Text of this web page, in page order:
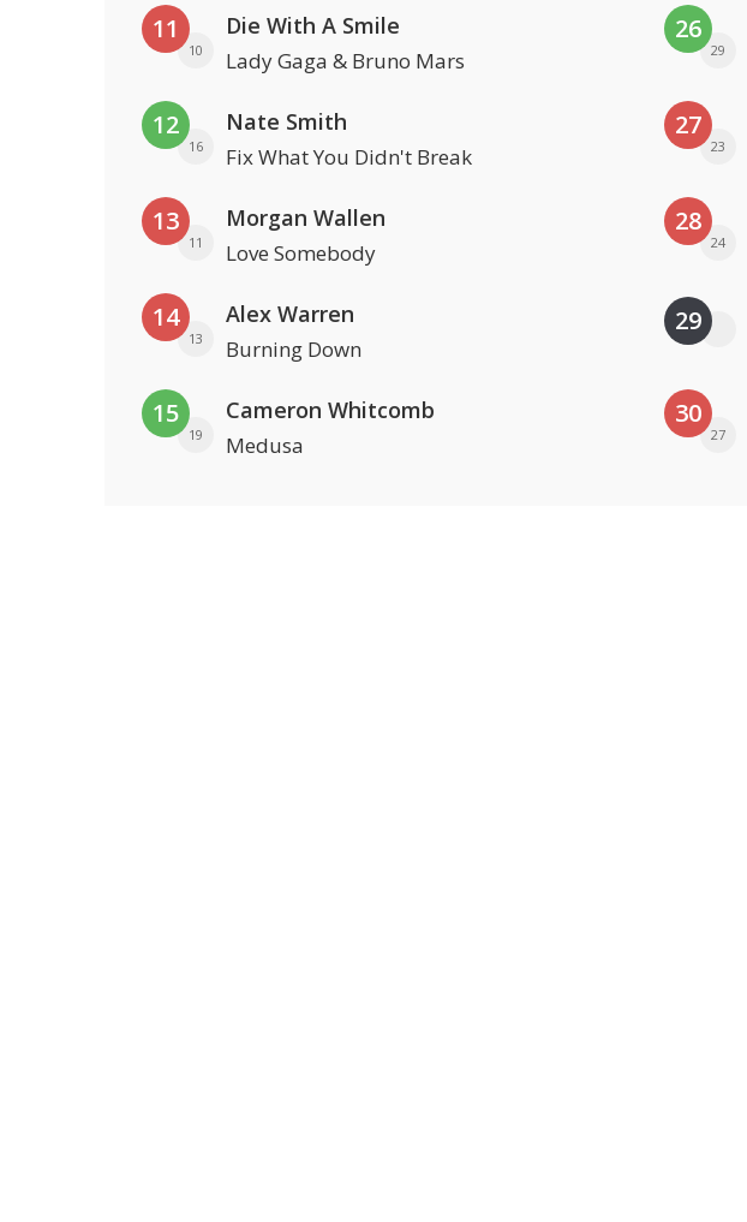
11
10
Die With A Smile
Lady Gaga & Bruno Mars
12
16
Nate Smith
Fix What You Didn't Break
13
11
Morgan Wallen
Love Somebody
14
13
Alex Warren
Burning Down
15
19
Cameron Whitcomb
Medusa
26
29
27
23
28
24
29
30
27